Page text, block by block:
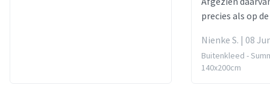
precies als op
Nienke S. | 08
Buitenkleed -
140x200cm